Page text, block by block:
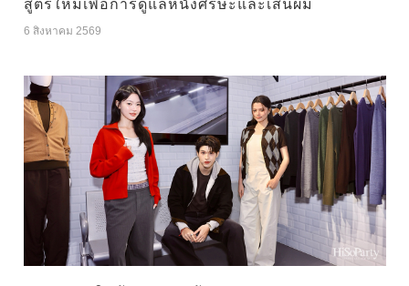
สูตรใหม่เพื่อการดูแลหนังศีรษะและเส้นผม
6 สิงหาคม 2569